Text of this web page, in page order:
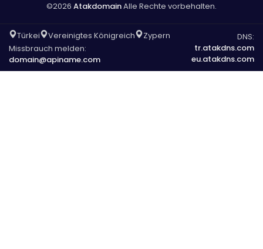
©2026 AtakdomainAlle Rechte vorbehalten.
Türkei Vereinigtes Königreich
Zypern
Missbrauch melden:
domain@apiname.com
DNS:
tr.atakdns.com
eu.atakdns.com